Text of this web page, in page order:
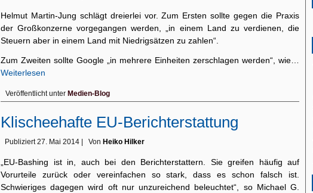
Helmut Martin-Jung schlägt dreierlei vor. Zum Ersten sollte gegen die Praxis
der Großkonzerne vorgegangen werden, „in einem Land zu verdienen, die
Steuern aber in einem Land mit Niedrigsätzen zu zahlen“.
Zum Zweiten sollte Google „in mehrere Einheiten zerschlagen werden“, wie…
Weiterlesen
Veröffentlicht unter Medien-Blog
Klischeehafte EU-Berichterstattung
Publiziert 27. Mai 2014 Von Heiko Hilker
„EU-Bashing ist in, auch bei den Berichterstattern. Sie greifen häufig auf
Vorurteile zurück oder vereinfachen so stark, dass es schon falsch ist.
Schwieriges dagegen wird oft nur unzureichend beleuchtet“, so Michael G.